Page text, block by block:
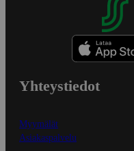
Yhteystiedot
Myymälät
Asiakaspalvelu